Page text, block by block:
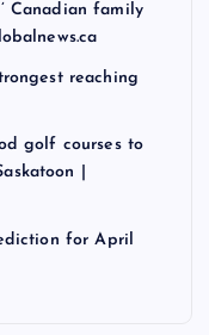
Canadian family
reaching
golf courses to
|
for April